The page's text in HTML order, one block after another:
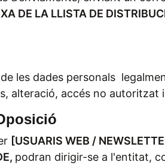
DE LA LLISTA DE
les dades personals
alteració, accés no autoritzat
[USUARIS WEB /
podran dirigir-se a l'entitat,